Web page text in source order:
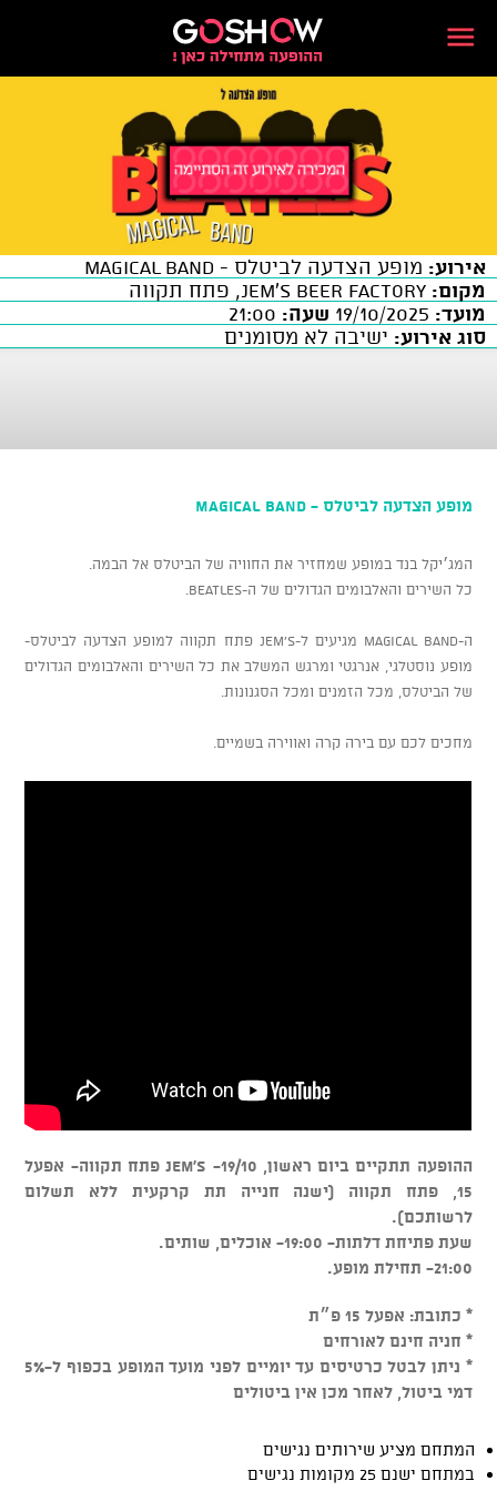
אירוע: מופע הצדעה לביטלס - MAGICAL BAND
מקום:
מועד:
שעה:
סוג אירוע: ישיבה לא מסומנים
מופע הצדעה לביטלס - MAGICAL BAND
המג׳יקל בנד במופע שמחזיר את החוויה של הביטלס אל הבמה.
כל השירים והאלבומים הגדולים של ה-BEATLES.
ה-magical band מגיעים ל-JEM's פתח תקווה למופע הצדעה לביטלס-
מופע נוסטלגי, אנרגטי ומרגש המשלב את כל השירים והאלבומים הגדולים
של הביטלס, מכל הזמנים ומכל הסגנונות.
מחכים לכם עם בירה קרה ואווירה בשמיים.
ההופעה תתקיים ביום ראשון, 19/10- Jem's פתח תקווה- אפעל
15, פתח תקווה (ישנה חנייה תת קרקעית ללא תשלום
לרשותכם).
שעת פתיחת דלתות- 19:00- אוכלים, שותים.
21:00- תחילת מופע.
* כתובת: אפעל 15 פ״ת
* חניה חינם לאורחים
* ניתן לבטל כרטיסים עד יומיים לפני מועד המופע בכפוף ל-5%
דמי ביטול, לאחר מכן אין ביטולים
המתחם מציע שירותים נגישים
במתחם ישנם 25 מקומות נגישים